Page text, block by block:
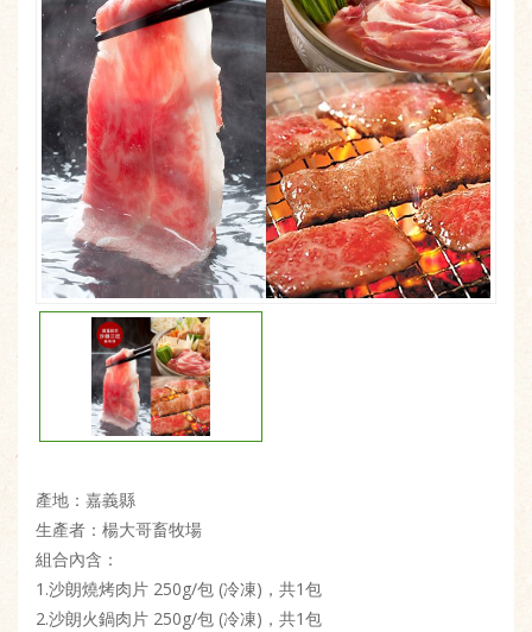
產地：嘉義縣
生產者：楊大哥畜牧場
組合內含：
1.沙朗燒烤肉片 250g/包 (冷凍)，共1包
2.沙朗火鍋肉片 250g/包 (冷凍)，共1包